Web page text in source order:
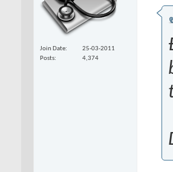
Join Date
25-03-2011
Posts
4,374